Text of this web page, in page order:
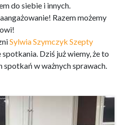
do siebie i innych.
Razem możemy
Sylwia Szymczyk Szepty
Dziś już wiemy, że to
w ważnych sprawach.